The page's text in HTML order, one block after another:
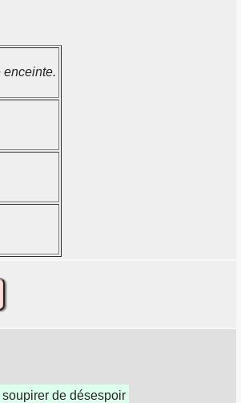
enceinte.
de désespoir